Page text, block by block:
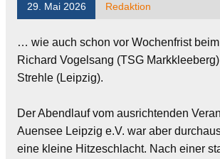
29. Mai 2026 Redaktion
… wie auch schon vor Wochenfrist
Richard Vogelsang (TSG
Strehle (Leipzig).
Der Abendlauf vom ausrichtenden
Auensee Leipzig e.V. war aber
eine kleine Hitzeschlacht. Nach einer